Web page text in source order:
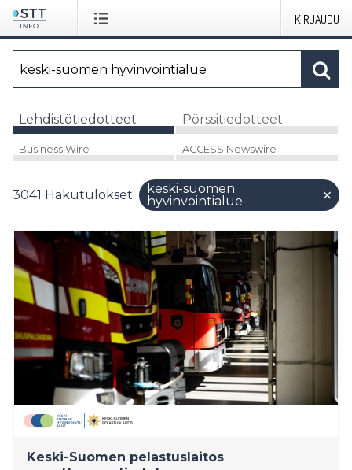
KIRJAUDU
Lehdistötiedotteet Pörssitiedotteet
Business Wire ACCESS Newswire
3041 Hakutulokset
keski-suomen
hyvinvointialue
Keski-Suomen pelastuslaitos